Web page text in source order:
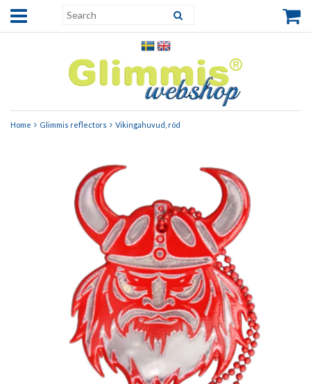
Home Glimmis reflectors Vikingahuvud, röd